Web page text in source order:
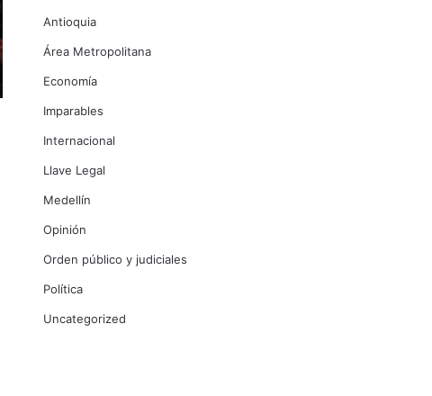
Antioquia
Área Metropolitana
Economía
Imparables
Internacional
Llave Legal
Medellín
Opinión
Orden público y judiciales
Política
Uncategorized